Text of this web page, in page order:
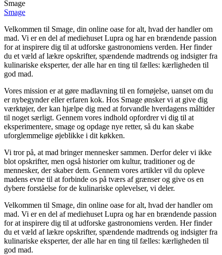
Smage
Smage
Velkommen til Smage, din online oase for alt, hvad der handler om
mad. Vi er en del af mediehuset Lupra og har en brændende passion
for at inspirere dig til at udforske gastronomiens verden. Her finder
du et væld af lækre opskrifter, spændende madtrends og indsigter fra
kulinariske eksperter, der alle har en ting til fælles: kærligheden til
god mad.
Vores mission er at gøre madlavning til en fornøjelse, uanset om du
er nybegynder eller erfaren kok. Hos Smage ønsker vi at give dig
værktøjer, der kan hjælpe dig med at forvandle hverdagens måltider
til noget særligt. Gennem vores indhold opfordrer vi dig til at
eksperimentere, smage og opdage nye retter, så du kan skabe
uforglemmelige øjeblikke i dit køkken.
Vi tror på, at mad bringer mennesker sammen. Derfor deler vi ikke
blot opskrifter, men også historier om kultur, traditioner og de
mennesker, der skaber dem. Gennem vores artikler vil du opleve
madens evne til at forbinde os på tværs af grænser og give os en
dybere forståelse for de kulinariske oplevelser, vi deler.
Velkommen til Smage, din online oase for alt, hvad der handler om
mad. Vi er en del af mediehuset Lupra og har en brændende passion
for at inspirere dig til at udforske gastronomiens verden. Her finder
du et væld af lækre opskrifter, spændende madtrends og indsigter fra
kulinariske eksperter, der alle har en ting til fælles: kærligheden til
god mad.